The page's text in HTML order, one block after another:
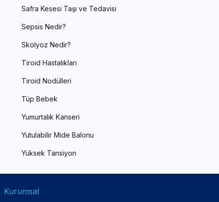
Safra Kesesi Taşı ve Tedavisi
Sepsis Nedir?
Skolyoz Nedir?
Tiroid Hastalıkları
Tiroid Nodülleri
Tüp Bebek
Yumurtalık Kanseri
Yutulabilir Mide Balonu
Yüksek Tansiyon
Kurumsal